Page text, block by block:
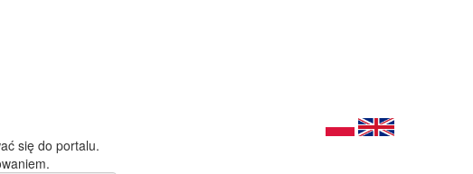
się do portalu.